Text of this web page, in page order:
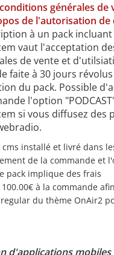
conditions générales de
de l'autorisation de
à un pack incluant
vaut l'acceptation
de vente et
faite à 30 jours
du pack. Possible
l'option
si vous diffusez des
installé et livré dans
de la commande et
pack implique des frais
à la commande
du thème OnAir2
d'applications mobiles